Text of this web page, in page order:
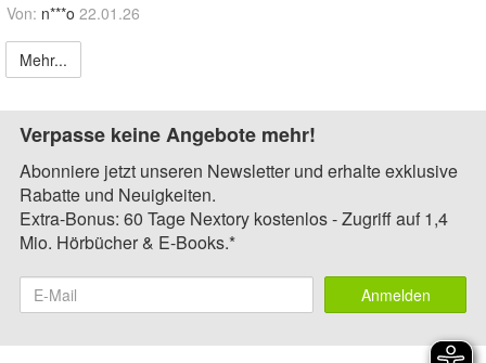
Von: n***o 22.01.26
Mehr...
Verpasse keine Angebote mehr!
Abonniere jetzt unseren Newsletter und erhalte exklusive
Rabatte und Neuigkeiten.
Extra-Bonus: 60 Tage Nextory kostenlos - Zugriff auf 1,4
Mio. Hörbücher & E-Books.*
Anmelden